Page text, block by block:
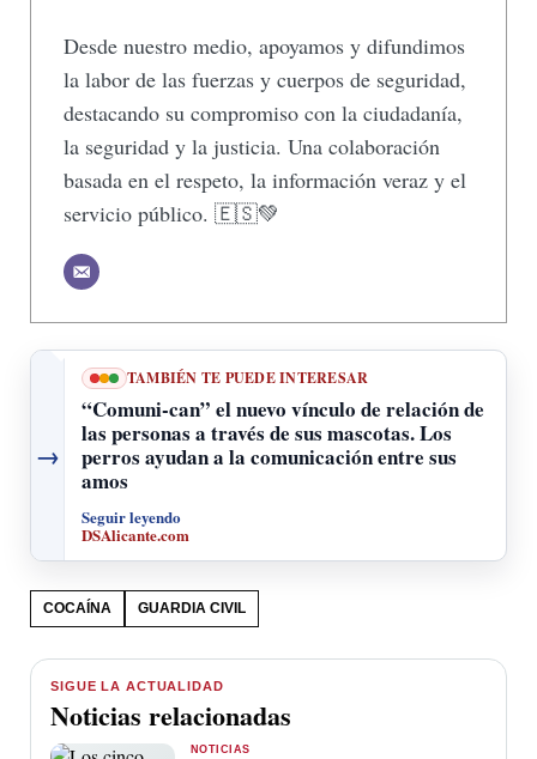
Desde nuestro medio, apoyamos y difundimos
la labor de las fuerzas y cuerpos de seguridad,
destacando su compromiso con la ciudadanía,
la seguridad y la justicia. Una colaboración
basada en el respeto, la información veraz y el
servicio público. 🇪🇸💚
→
TAMBIÉN TE PUEDE INTERESAR
“Comuni-can” el nuevo vínculo de relación de
las personas a través de sus mascotas. Los
perros ayudan a la comunicación entre sus
amos
Seguir leyendo
DSAlicante.com
COCAÍNA GUARDIA CIVIL
SIGUE LA ACTUALIDAD
Noticias relacionadas
NOTICIAS